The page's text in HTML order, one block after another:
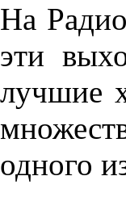
На
эти
лучшие
одного